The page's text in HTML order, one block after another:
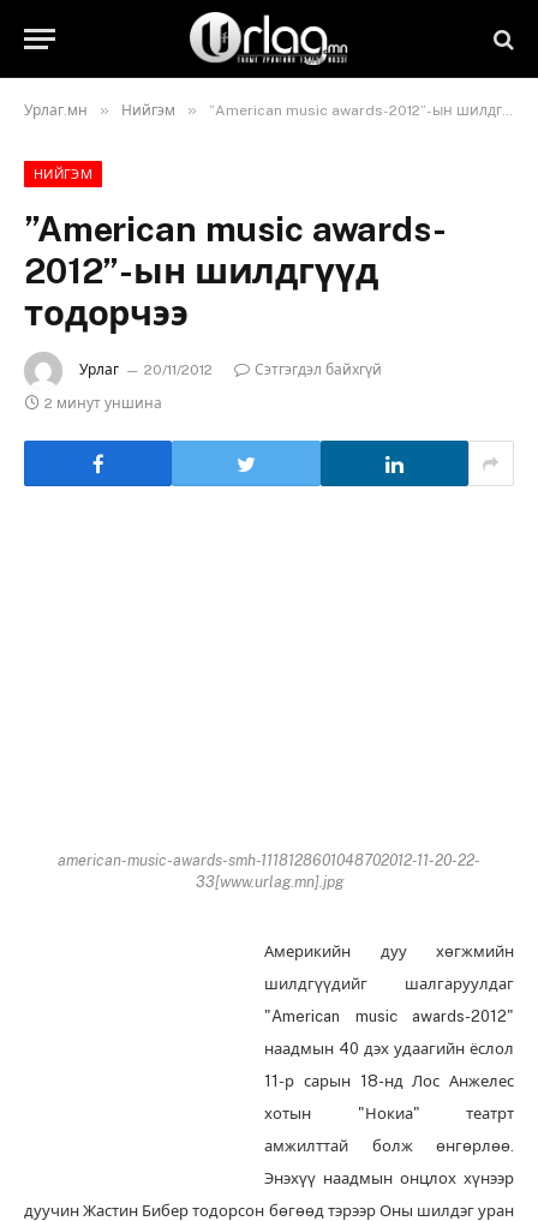
Урлаг.мн » Нийгэм » ”American music awards-2012”-ын шилдгүүд тодорчээ
НИЙГЭМ
”American music awards-
2012”-ын шилдгүүд
тодорчээ
Урлаг 20/11/2012
Сэтгэгдэл байхгүй
2 минут уншина
american-music-awards-smh-1118128601048702012-11-20-22-
33[www.urlag.mn].jpg
Америкийн дуу хөгжмийн
шилдгүүдийг шалгаруулдаг
"American music awards-2012"
наадмын 40 дэх удаагийн ёслол
11-р сарын 18-нд Лос Анжелес
хотын "Нокиа" театрт
амжилттай болж өнгөрлөө.
Энэхүү наадмын онцлох хүнээр
дуучин Жастин Бибер тодорсон бөгөөд тэрээр Оны шилдэг уран